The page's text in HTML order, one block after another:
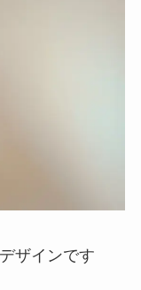
ザインです